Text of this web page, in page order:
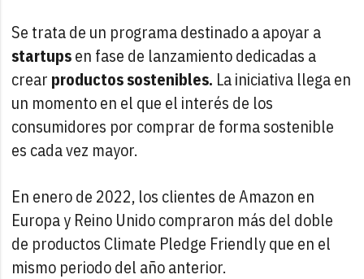
Se trata de un programa destinado a apoyar a
startupsen fase de lanzamiento dedicadas a
crear productos sostenibles. La iniciativa llega en
un momento en el que el interés de los
consumidores por comprar de forma sostenible
es cada vez mayor.
En enero de 2022, los clientes de Amazon en
Europa y Reino Unido compraron más del doble
de productos Climate Pledge Friendly que en el
mismo periodo del año anterior.